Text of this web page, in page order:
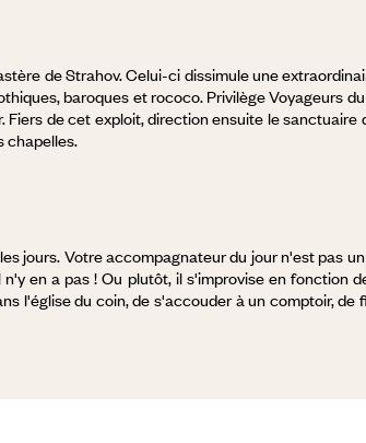
de Strahov. Celui-ci dissimule une
baroques et rococo. Privilège Voyageurs
de cet exploit, direction ensuite le
chapelles.
jours. Votre accompagnateur du jour n'est pas
en a pas ! Ou plutôt, il s'improvise en fonction
l'église du coin, de s'accouder à un comptoir, de